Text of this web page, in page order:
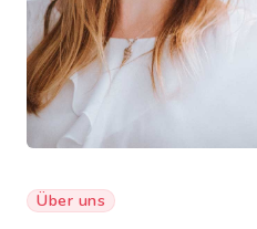
Über uns